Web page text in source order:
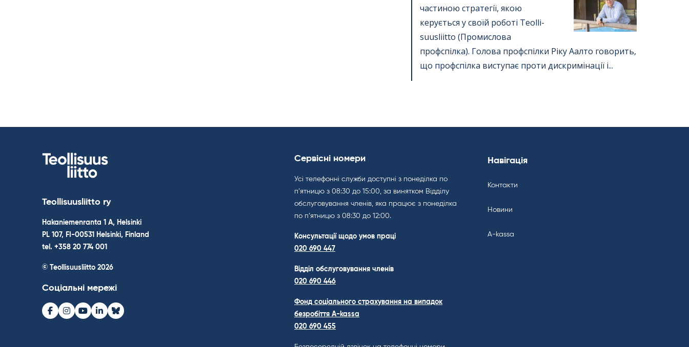
частиною стратегії, якою
керується у своїй роботі Teol­li­
suus­liitto (Промислова
профспілка). Голова профспілки Ріку Аалто говорить,
що профспілка виступає проти дискримінації і...
Teollisuusliitto ry
Hakaniemenranta 1 A, Helsinki
PL 107, FI-00531 Helsinki, Finland
tel. +358 20 774 001
© Teollisuusliitto 2026
Соціальні мережі
Facebook
Instagram
Youtube
LinkedInBluesky
Сервісні номери
Усі телефонні служби доступні з понеділка по
п’ятницю з 08:30 до 15:00, за винятком Відділу
обслуговування членів, яка працює з понеділка
по п’ятницю з 08:30 до 12:00.
Консультації щодо умов праці
020 690 447
Відділ обслуговування членів
020 690 446
Фонд соціального страхування на випадок
безробіття A-kassa
020 690 455
Навігація
Контакти
Новини
A-kassa